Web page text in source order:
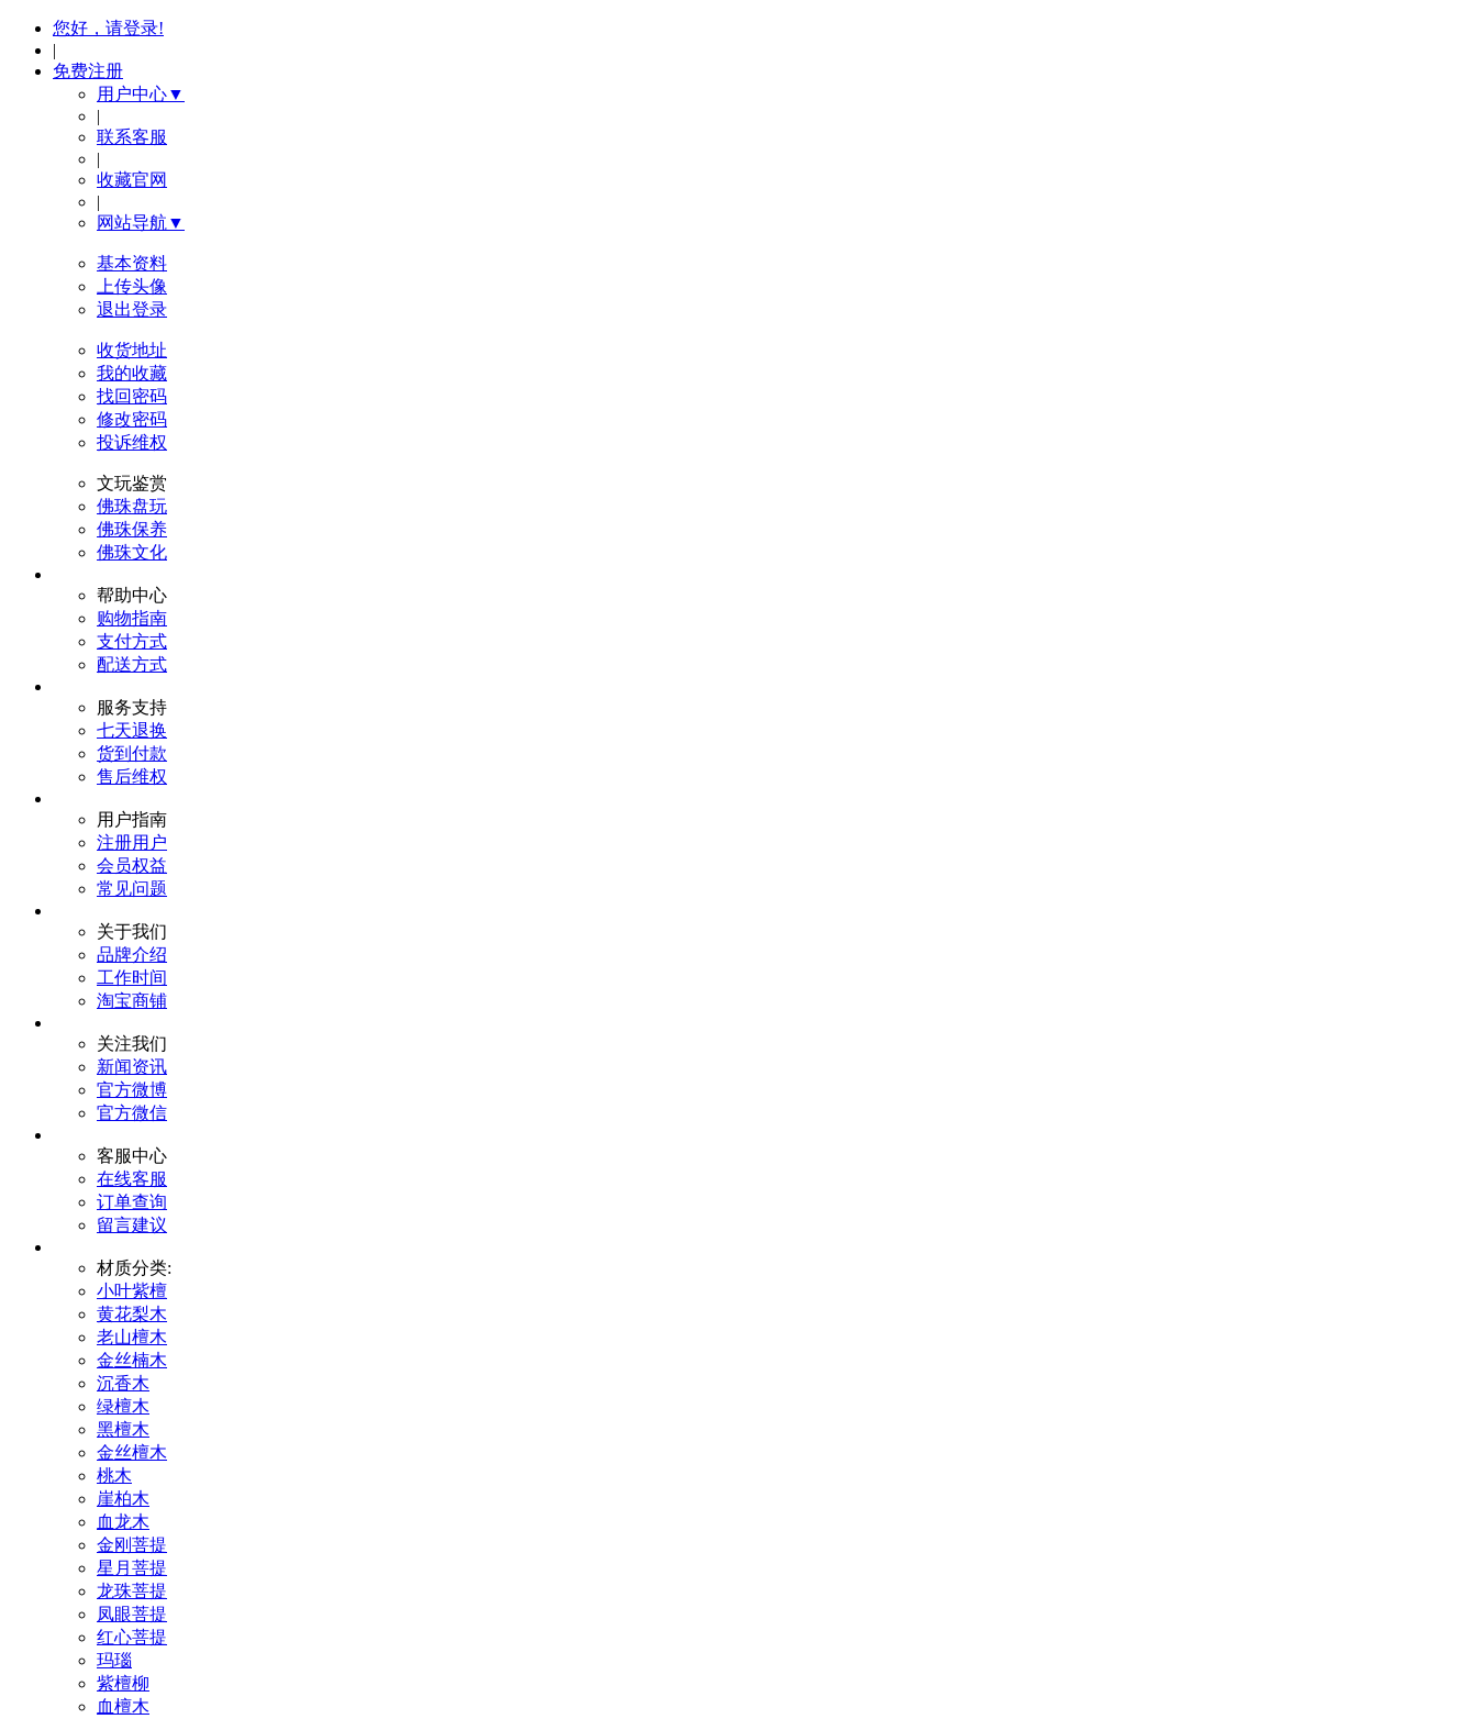
您好，请登录!
|
免费注册
用户中心▼
|
联系客服
|
收藏官网
|
网站导航▼
基本资料
上传头像
退出登录
收货地址
我的收藏
找回密码
修改密码
投诉维权
文玩鉴赏
佛珠盘玩
佛珠保养
佛珠文化
帮助中心
购物指南
支付方式
配送方式
服务支持
七天退换
货到付款
售后维权
用户指南
注册用户
会员权益
常见问题
关于我们
品牌介绍
工作时间
淘宝商铺
关注我们
新闻资讯
官方微博
官方微信
客服中心
在线客服
订单查询
留言建议
材质分类:
小叶紫檀
黄花梨木
老山檀木
金丝楠木
沉香木
绿檀木
黑檀木
金丝檀木
桃木
崖柏木
血龙木
金刚菩提
星月菩提
龙珠菩提
凤眼菩提
红心菩提
玛瑙
紫檀柳
血檀木